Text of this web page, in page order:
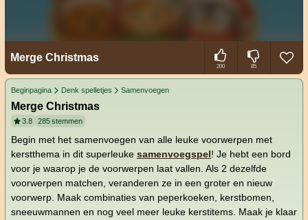
Merge Christmas
200 85
Beginpagina Denk spelletjes Samenvoegen
Merge Christmas
3.8 285stemmen
Begin met het samenvoegen van alle leuke voorwerpen met
kerstthema in dit superleuke samenvoegspel! Je hebt een bord
voor je waarop je de voorwerpen laat vallen. Als 2 dezelfde
voorwerpen matchen, veranderen ze in een groter en nieuw
voorwerp. Maak combinaties van peperkoeken, kerstbomen,
sneeuwmannen en nog veel meer leuke kerstitems. Maak je klaar